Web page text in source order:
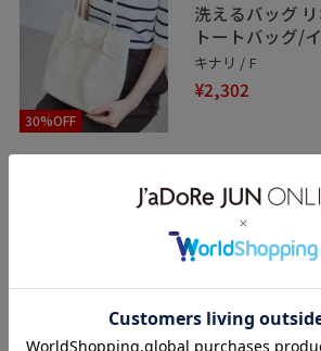
30%OFF
洗えるバッグ
トートバッグ/
キナリ / F
¥2,302
夏コーデ デートコーデ
女子会コーデ スカートスタイル フ